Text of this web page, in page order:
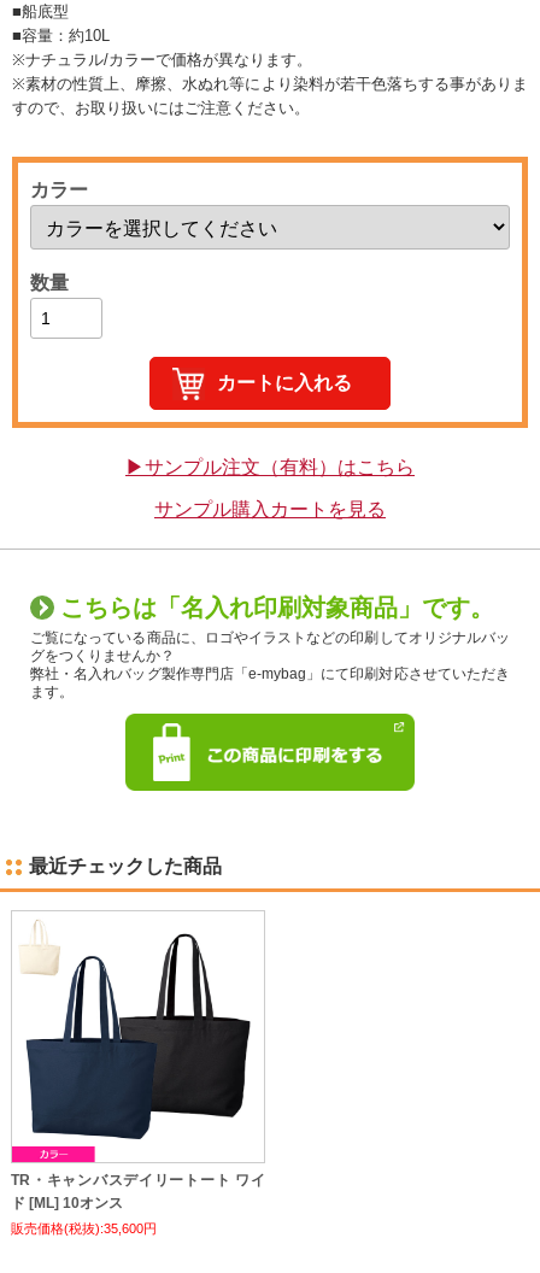
■船底型
■容量：約10L
※ナチュラル/カラーで価格が異なります。
※素材の性質上、摩擦、水ぬれ等により染料が若干色落ちする事がありま
すので、お取り扱いにはご注意ください。
カラー
数量
▶サンプル注文（有料）はこちら
サンプル購入カートを見る
こちらは「名入れ印刷対象商品」です。
ご覧になっている商品に、ロゴやイラストなどの印刷してオリジナルバッ
グをつくりませんか？
弊社・名入れバッグ製作専門店「e-mybag」にて印刷対応させていただき
ます。
最近チェックした商品
TR・キャンバスデイリートート ワイ
ド [ML] 10オンス
販売価格(税抜):35,600円